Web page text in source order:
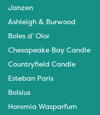
Janzen
Ashleigh & Burwood
Boles d’ Olor
Chesapeake Bay Candle
Countryfield Candle
Esteban Paris
Bolsius
Horomia Wasparfum